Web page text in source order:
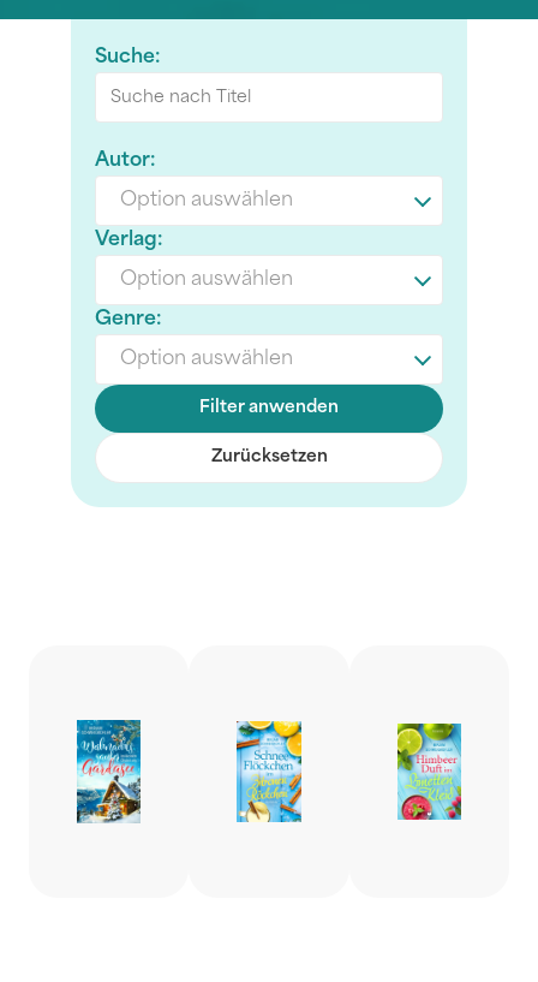
Suche:
Autor:
Option auswählen
Verlag:
Option auswählen
Genre:
Option auswählen
Filter anwenden
Zurücksetzen